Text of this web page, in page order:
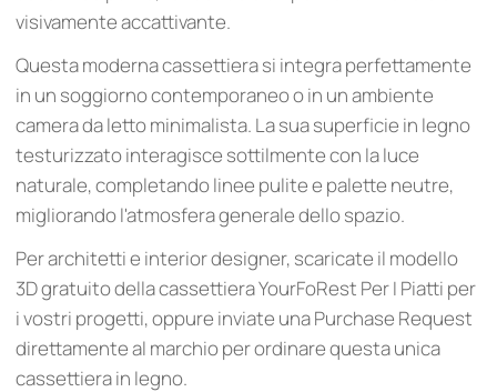
visivamente accattivante.
Questa moderna cassettiera si integra perfettamente
in un soggiorno contemporaneo o in un ambiente
camera da letto minimalista. La sua superficie in legno
testurizzato interagisce sottilmente con la luce
naturale, completando linee pulite e palette neutre,
migliorando l'atmosfera generale dello spazio.
Per architetti e interior designer, scaricate il modello
3D gratuito della cassettiera YourFoRest Per I Piatti per
i vostri progetti, oppure inviate una Purchase Request
direttamente al marchio per ordinare questa unica
cassettiera in legno.